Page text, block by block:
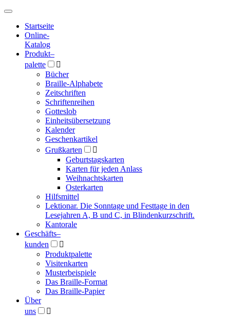
Hauptmenü
Hauptmenü
Startseite
Online-
Katalog
Produkt–
palette

Bücher
Braille-Alphabete
Zeitschriften
Schriftenreihen
Gotteslob
Einheitsübersetzung
Kalender
Geschenkartikel
Grußkarten

Geburtstagskarten
Karten für jeden Anlass
Weihnachtskarten
Osterkarten
Hilfsmittel
Lektionar. Die Sonntage und Festtage in den
Lesejahren A, B und C, in Blindenkurzschrift.
Kantorale
Geschäfts­–
kunden

Produktpalette
Visitenkarten
Musterbeispiele
Das Braille-Format
Das Braille-Papier
Über
uns
